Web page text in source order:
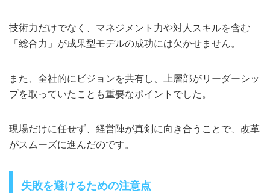
技術力だけでなく、マネジメント力や対人スキルを含む
「総合力」が成果型モデルの成功には欠かせません。
また、全社的にビジョンを共有し、上層部がリーダーシッ
プを取っていたことも重要なポイントでした。
現場だけに任せず、経営陣が真剣に向き合うことで、改革
がスムーズに進んだのです。
失敗を避けるための注意点